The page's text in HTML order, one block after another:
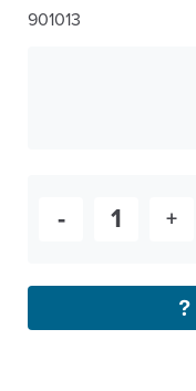
901013
- +